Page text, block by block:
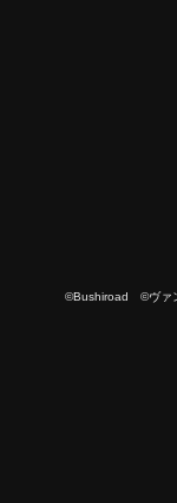
©Bushiroad ©ヴァ